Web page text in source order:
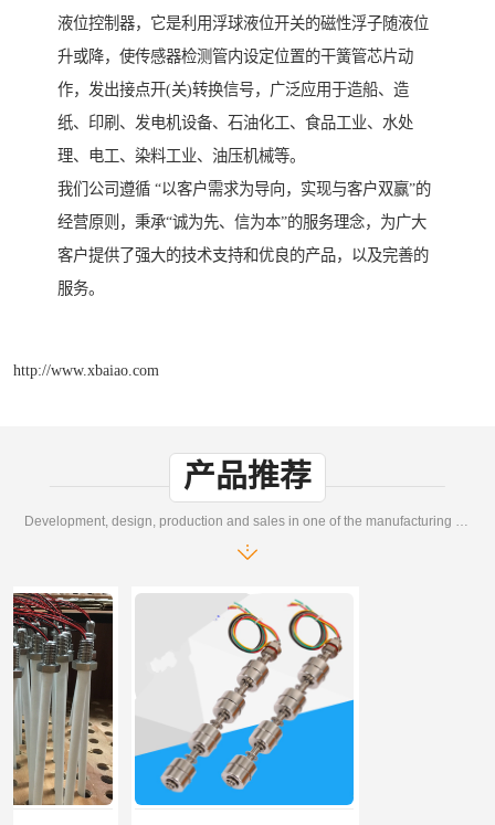
液位控制器，它是利用浮球液位开关的磁性浮子随液位
升或降，使传感器检测管内设定位置的干簧管芯片动
作，发出接点开(关)转换信号，广泛应用于造船、造
纸、印刷、发电机设备、石油化工、食品工业、水处
理、电工、染料工业、油压机械等。
我们公司遵循 “以客户需求为导向，实现与客户双赢”的
经营原则，秉承“诚为先、信为本”的服务理念，为广大
客户提供了强大的技术支持和优良的产品，以及完善的
服务。
http://www.xbaiao.com
产品推荐
Development, design, production and sales in one of the manufacturing enterprises